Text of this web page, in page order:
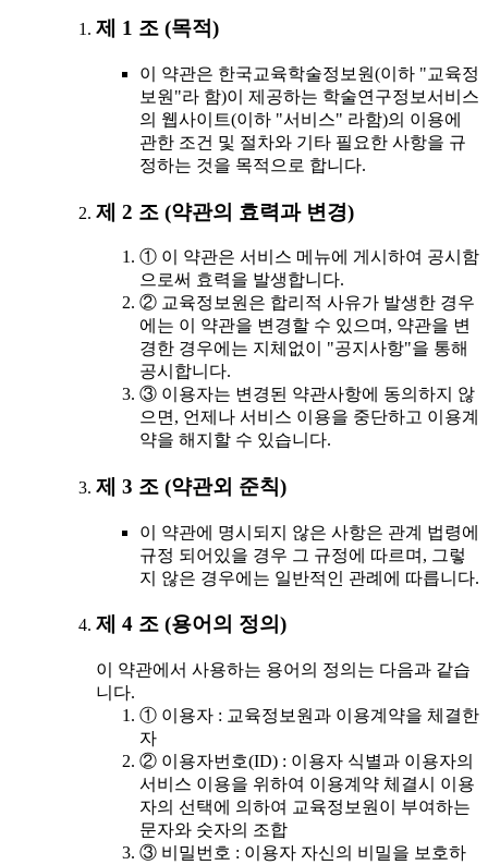
제 1 조 (목적)
이 약관은 한국교육학술정보원(이하 "교육정
보원"라 함)이 제공하는 학술연구정보서비스
의 웹사이트(이하 "서비스" 라함)의 이용에
관한 조건 및 절차와 기타 필요한 사항을 규
정하는 것을 목적으로 합니다.
제 2 조 (약관의 효력과 변경)
① 이 약관은 서비스 메뉴에 게시하여 공시함
으로써 효력을 발생합니다.
② 교육정보원은 합리적 사유가 발생한 경우
에는 이 약관을 변경할 수 있으며, 약관을 변
경한 경우에는 지체없이 "공지사항"을 통해
공시합니다.
③ 이용자는 변경된 약관사항에 동의하지 않
으면, 언제나 서비스 이용을 중단하고 이용계
약을 해지할 수 있습니다.
제 3 조 (약관외 준칙)
이 약관에 명시되지 않은 사항은 관계 법령에
규정 되어있을 경우 그 규정에 따르며, 그렇
지 않은 경우에는 일반적인 관례에 따릅니다.
제 4 조 (용어의 정의)
이 약관에서 사용하는 용어의 정의는 다음과 같습
니다.
① 이용자 : 교육정보원과 이용계약을 체결한
자
② 이용자번호(ID) : 이용자 식별과 이용자의
서비스 이용을 위하여 이용계약 체결시 이용
자의 선택에 의하여 교육정보원이 부여하는
문자와 숫자의 조합
③ 비밀번호 : 이용자 자신의 비밀을 보호하